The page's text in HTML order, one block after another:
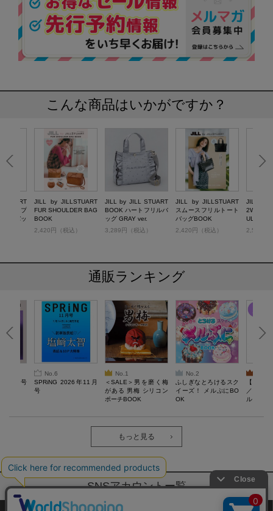
こんな商品はいかがですか？
トラップ
トバッ
JILL by JILLSTUART
FUR SHOULDER BAG
BOOK
2,420円（税込）
JILL by JILL STUART
BOOK ハートフリルバ
ッグ GRAY ver.
3,289円（税込）
JILL by JILLSTUART
スムースフリルトート
バッグBOOK
2,420円（税込）
JILL by
2WAY
ULDER
HITE
2,530円
通販ランキング
10月号
No.6
SPRiNG 2026年11月
号
No.1
＜SALE＞男を磨く梅
がある 男梅 シリコン
ポーチBOOK
No.2
ふしぎなとろけるスク
イーズ！ メルぷにBO
OK
【
／Lサ
ル）【
労回復ウ
もっと見る
SNSアカウントー覧